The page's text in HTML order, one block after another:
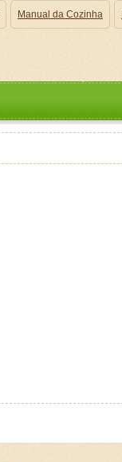
Manual da Cozinha